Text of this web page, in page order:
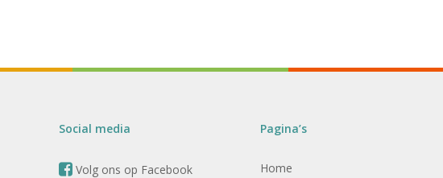
Social media
Volg ons op Facebook
Pagina’s
Home